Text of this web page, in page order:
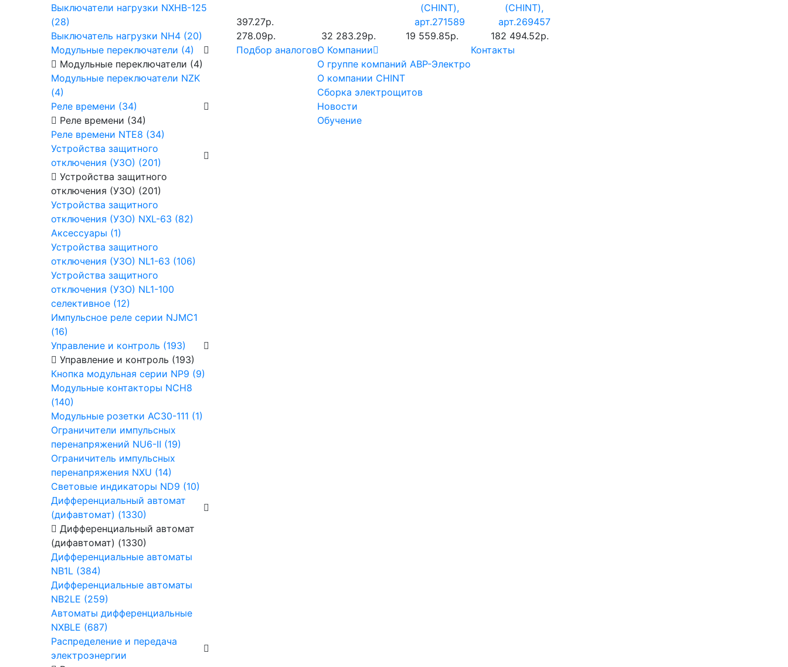
Выключатели нагрузки NXHB-125
(28)
Выключатель нагрузки NH4 (20)
Модульные переключатели (4)
Модульные переключатели (4)
Модульные переключатели NZK
(4)
Реле времени (34)
Реле времени (34)
Реле времени NTE8 (34)
Устройства защитного
отключения (УЗО) (201)
Устройства защитного
отключения (УЗО) (201)
Устройства защитного
отключения (УЗО) NXL-63 (82)
Аксессуары (1)
Устройства защитного
отключения (УЗО) NL1-63 (106)
Устройства защитного
отключения (УЗО) NL1-100
селективное (12)
Импульсное реле серии NJMC1
(16)
Управление и контроль (193)
Управление и контроль (193)
Кнопка модульная серии NP9 (9)
Модульные контакторы NCH8
(140)
Модульные розетки AC30-111 (1)
Ограничители импульсных
перенапряжений NU6-Ⅱ (19)
Ограничитель импульсных
перенапряжения NXU (14)
Световые индикаторы ND9 (10)
Дифференциальный автомат
(дифавтомат) (1330)
Дифференциальный автомат
(дифавтомат) (1330)
Дифференциальные автоматы
NB1L (384)
Дифференциальные автоматы
NB2LE (259)
Автоматы дифференциальные
NXBLE (687)
Распределение и передача
электроэнергии
397.27р.
278.09р.
32 283.29р.
(CHINT),
арт.271589
19 559.85р.
(CHINT),
арт.269457
182 494.52р.
Подбор аналоговО Компании
О группе компаний АВР-Электро
О компании CHINT
Сборка электрощитов
Новости
Обучение
Контакты